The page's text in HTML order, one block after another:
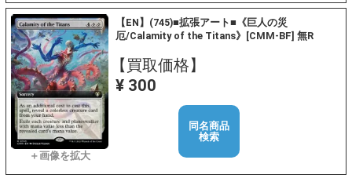
【EN】(745)■拡張アート■《巨人の災
厄/Calamity of the Titans》[CMM-BF] 無R
【買取価格】
¥ 300
同名商品
検索